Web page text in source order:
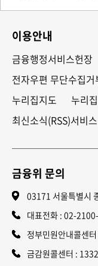
이용안내
금융행정서비스헌장
전자우편 무단수집거
누리집지도
누리
최신소식(RSS)서비스
금융위 문의
03171 서울특별시
대표전화 : 02-
정부민원안내콜센
금감원콜센터 :